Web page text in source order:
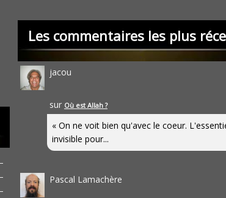
Les commentaires les plus
jacou
sur Où est Allah ?
« On ne voit bien qu'avec le coeur.
invisible pour...
Pascal Lamachère